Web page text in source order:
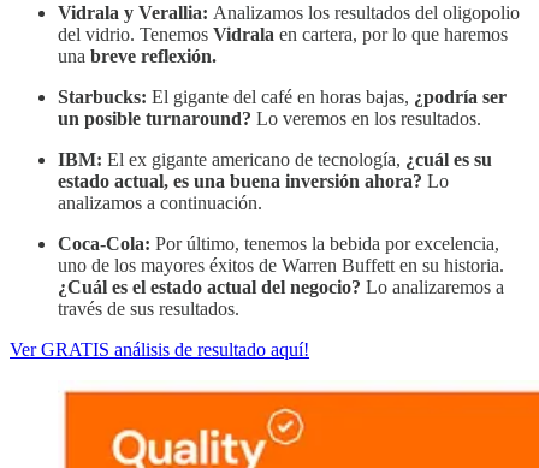
Vidrala y Verallia: Analizamos los resultados del oligopolio
del vidrio. Tenemos Vidrala en cartera, por lo que haremos
una breve reflexión.
Starbucks: El gigante del café en horas bajas, ¿podría ser
un posible turnaround? Lo veremos en los resultados.
IBM: El ex gigante americano de tecnología, ¿cuál es su
estado actual, es una buena inversión ahora? Lo
analizamos a continuación.
Coca-Cola: Por último, tenemos la bebida por excelencia,
uno de los mayores éxitos de Warren Buffett en su historia.
¿Cuál es el estado actual del negocio? Lo analizaremos a
través de sus resultados.
Ver GRATIS análisis de resultado aquí!